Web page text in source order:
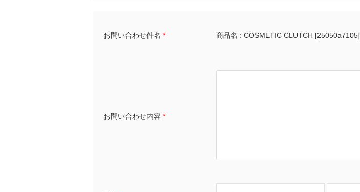
お問い合わせ件名 * 商品名 : COSMETIC CLUTCH [25050a7105]
お問い合わせ内容 *